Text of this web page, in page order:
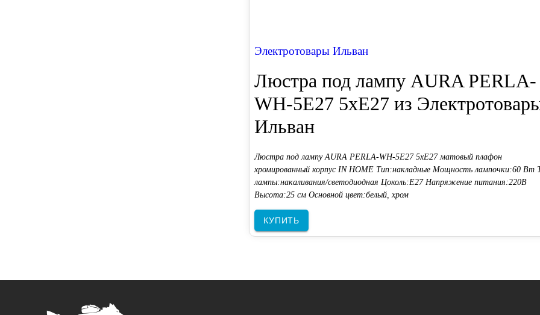
Электротовары Ильван
Люстра под лампу AURA PERLA-
WH-5E27 5хЕ27 из
Ильван
Люстра под лампу AURA PERLA-WH-5E27 5хЕ27 матовый плафон
хромированный корпус IN HOME Тип:накладные Мощность лампочки:60 Вт
лампы:накаливания/светодиодная Цоколь:E27 Напряжение питания:220В
Высота:25 см Основной цвет:белый, хром
КУПИТЬ